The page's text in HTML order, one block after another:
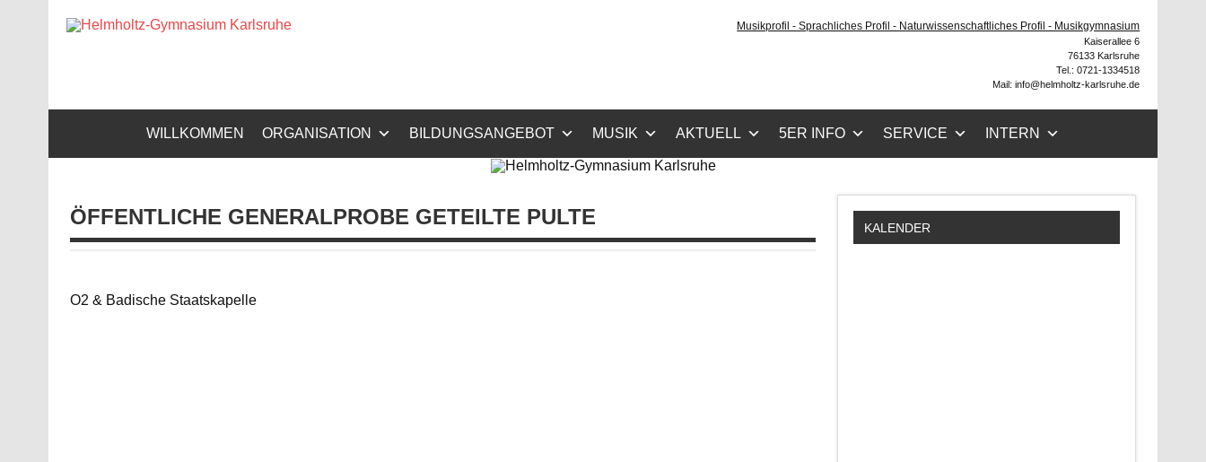
Helmholtz-Gymnasium KarlsruheMusikprofil - Sprachliches Profil - Naturwissenschaftliches Profil - Musikgymnasium
Kaiserallee 6
76133 Karlsruhe
Tel.: 0721-1334518
Mail: info@helmholtz-karlsruhe.de
WILLKOMMEN ORGANISATION BILDUNGSANGEBOT MUSIK AKTUELL 5ER INFO SERVICE INTERN
ÖFFENTLICHE GENERALPROBE GETEILTE PULTE
O2 & Badische Staatskapelle
KALENDER